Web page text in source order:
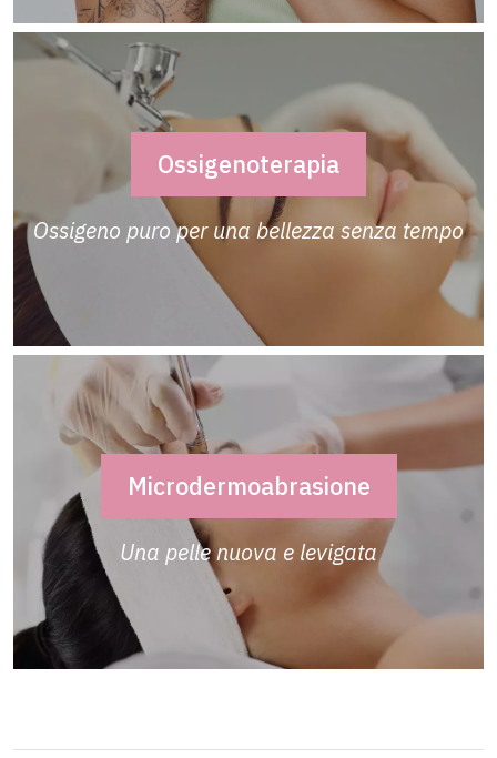
Ossigenoterapia
Ossigeno puro per una bellezza senza tempo
Microdermoabrasione
Una pelle nuova e levigata